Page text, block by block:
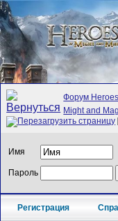
Форум
Might and
Имя
Пароль
Регистрация